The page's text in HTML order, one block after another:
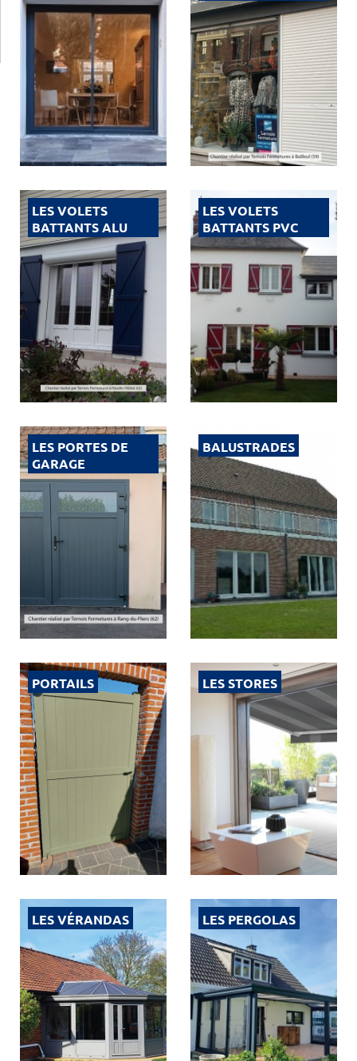
LES VOLETS
BATTANTS ALU
LES VOLETS
BATTANTS PVC
LES PORTES DE
GARAGE
BALUSTRADES
PORTAILS LES STORES
LES VÉRANDAS LES PERGOLAS